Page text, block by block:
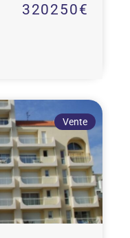
320250€
Vente